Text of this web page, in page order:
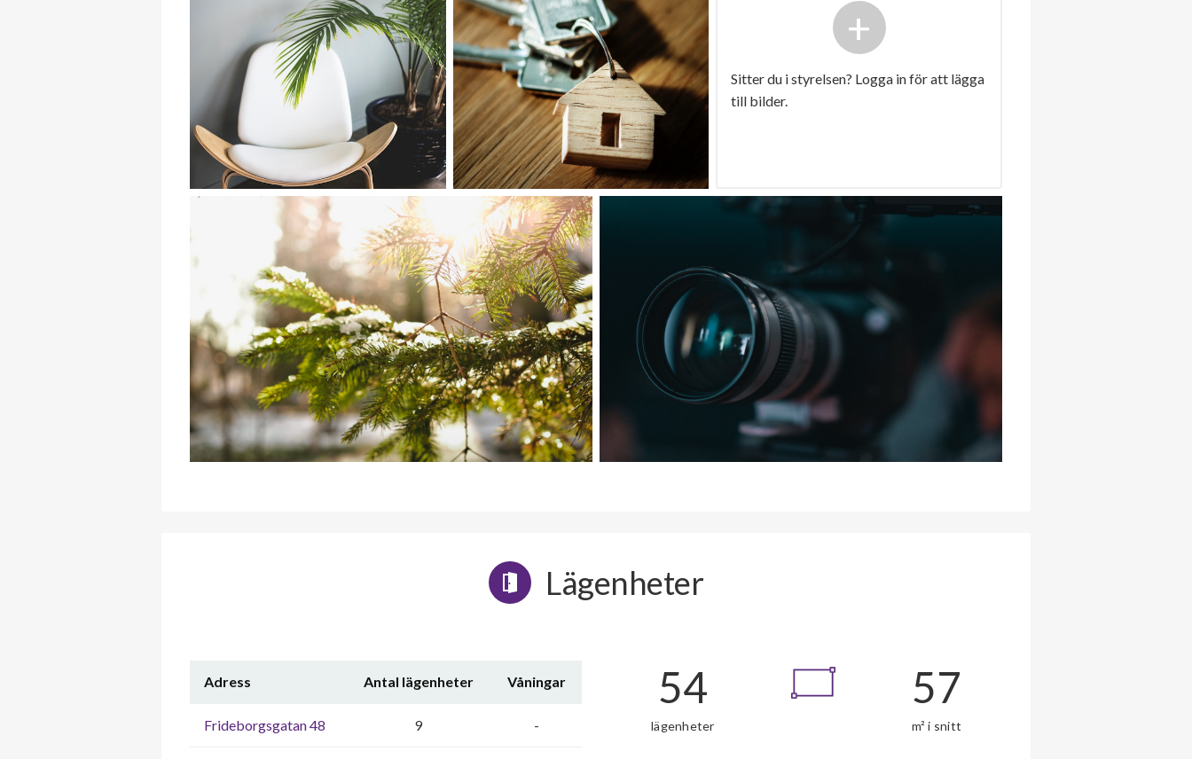
+
Sitter du i styrelsen? Logga in för att lägga
till bilder.
Lägenheter
Adress Antal lägenheter Våningar
Frideborgsgatan 48 9 -
54
lägenheter
57
m² i snitt